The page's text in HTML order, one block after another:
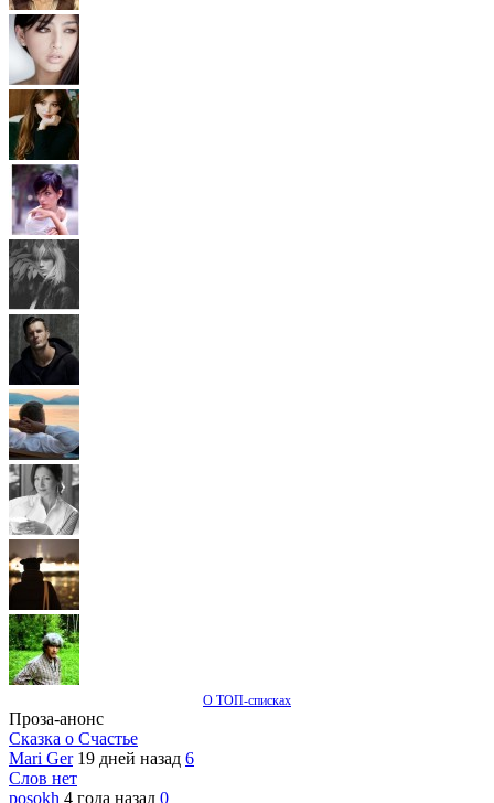
О ТОП-списках
Проза-анонс
Сказка о Счастье
Mari Ger 19 дней назад 6
Слов нет
posokh 4 года назад 0